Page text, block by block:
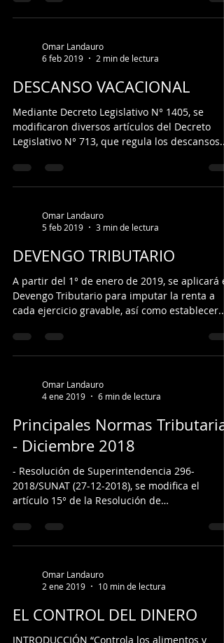
Omar Landauro
6 feb 2019
2 min de lectura
DESCANSO VACACIONAL
Mediante Decreto Legislativo N° 1405, se
modificaron diversos artículos del Decreto
Legislativo N° 713, que regula los descansos...
Omar Landauro
5 feb 2019
3 min de lectura
DEVENGO TRIBUTARIO
A partir del 1° de enero de 2019, se aplicará el
Devengo Tributario para imputar la renta a
cada ejercicio gravable, así como establecer...
Omar Landauro
4 ene 2019
6 min de lectura
Principales Normas Tributarias
- Diciembre 2018
- Resolución de Superintendencia 296-
2018/SUNAT (27-12-2018), se modifica el
artículo 15° de la Resolución de
Omar Landauro
2 ene 2019
10 min de lectura
EL CONTROL DEL DINERO
INTRODUCCIÓN “Controla los alimentos y